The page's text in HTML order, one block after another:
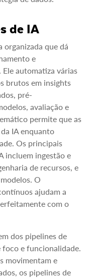
de IA
organizada que dá
e
automatiza várias
brutos em insights
pré-
avaliação e
permite que as
IA enquanto
Os principais
incluem ingestão e
de recursos, e
O
ajudam a
com o
dos pipelines de
foco e funcionalidade.
movimentam e
os pipelines de